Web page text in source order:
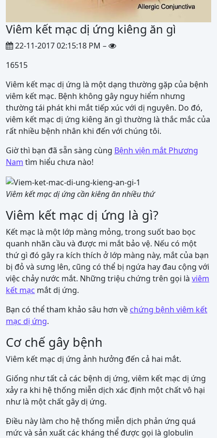
Viêm kết mạc dị ứng kiêng ăn gì
22-11-2017 02:15:18 PM –
16515
Viêm kết mạc dị ứng là một dạng thường gặp của bệnh
viêm kết mạc. Bệnh không gây nguy hiểm nhưng
thường tái phát khi mắt tiếp xúc với dị nguyên. Do đó,
viêm kết mạc dị ứng kiêng ăn gì thường là thắc mắc của
rất nhiều bệnh nhân khi đến với chúng tôi.
Giờ thì bạn đã sẵn sàng cùng Bệnh viện mắt Phương
Nam tìm hiểu chưa nào!
Viêm kết mạc dị ứng cần kiêng ăn nhiều thứ
Viêm kết mạc dị ứng là gì?
Kết mạc là một lớp màng mỏng, trong suốt bao bọc
quanh nhãn cầu và được mi mắt bảo vệ. Nếu có một
thứ gì đó gây ra kích thích ở lớp màng này, mắt của bạn
bị đỏ và sưng lên, cũng có thể bị ngứa hay đau cộng với
việc chảy nước mắt. Những triệu chứng trên gọi là viêm
kết mạc mắt dị ứng.
Bạn có thể tham khảo sâu hơn về chứng bệnh viêm kết
mạc dị ứng.
Cơ chế gây bệnh
Viêm kết mạc dị ứng ảnh hưởng đến cả hai mắt.
Giống như tất cả các bệnh dị ứng, viêm kết mạc dị ứng
xảy ra khi hệ thống miễn dịch xác định một chất vô hại
như là một chất gây dị ứng.
Điều này làm cho hệ thống miễn dịch phản ứng quá
mức và sản xuất các kháng thể được gọi là globulin